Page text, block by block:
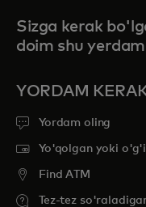
Sizga kerak
doim shu
YORDAM
Yordam oling
Yo'qolgan yoki
Find ATM
Tez-tez